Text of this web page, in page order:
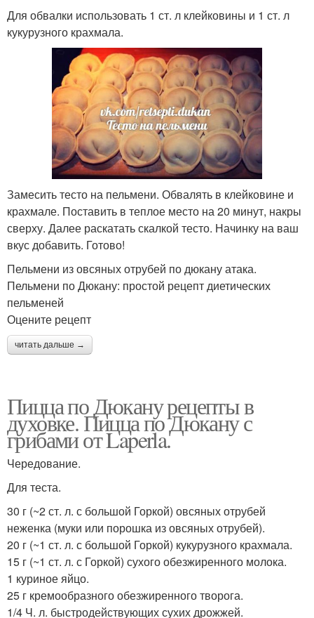
Для обвалки использовать 1 ст. л клейковины и 1 ст. л
кукурузного крахмала.
Замесить тесто на пельмени. Обвалять в клейковине и
крахмале. Поставить в теплое место на 20 минут, накры
сверху. Далее раскатать скалкой тесто. Начинку на ваш
вкус добавить. Готово!
Пельмени из овсяных отрубей по дюкану атака.
Пельмени по Дюкану: простой рецепт диетических
пельменей
Оцените рецепт
читать дальше →
Пицца по Дюкану рецепты в
духовке. Пицца по Дюкану с
грибами от Laperla.
Чередование.
Для теста.
30 г (~2 ст. л. с большой Горкой) овсяных отрубей
неженка (муки или порошка из овсяных отрубей).
20 г (~1 ст. л. с большой Горкой) кукурузного крахмала.
15 г (~1 ст. л. с Горкой) сухого обезжиренного молока.
1 куриное яйцо.
25 г кремообразного обезжиренного творога.
1/4 Ч. л. быстродействующих сухих дрожжей.